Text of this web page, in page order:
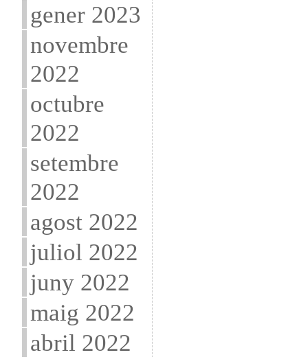
gener 2023
novembre
2022
octubre
2022
setembre
2022
agost 2022
juliol 2022
juny 2022
maig 2022
abril 2022